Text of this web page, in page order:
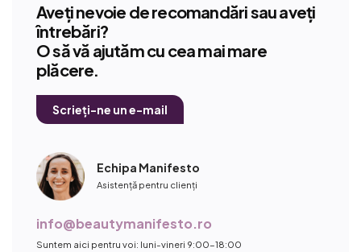
stele.
Aveți nevoie de recomandări sau aveți
întrebări?
O să vă ajutăm cu cea mai mare
plăcere.
Scrieți-ne un e-mail
Echipa Manifesto
Asistență pentru clienți
info@beautymanifesto.ro
Suntem aici pentru voi: luni-vineri 9:00-18:00